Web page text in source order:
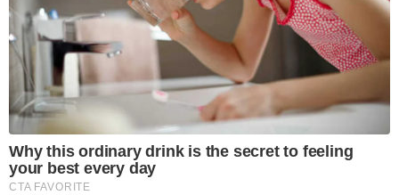
Why this ordinary drink is the secret to feeling
your best every day
CTA FAVORITE